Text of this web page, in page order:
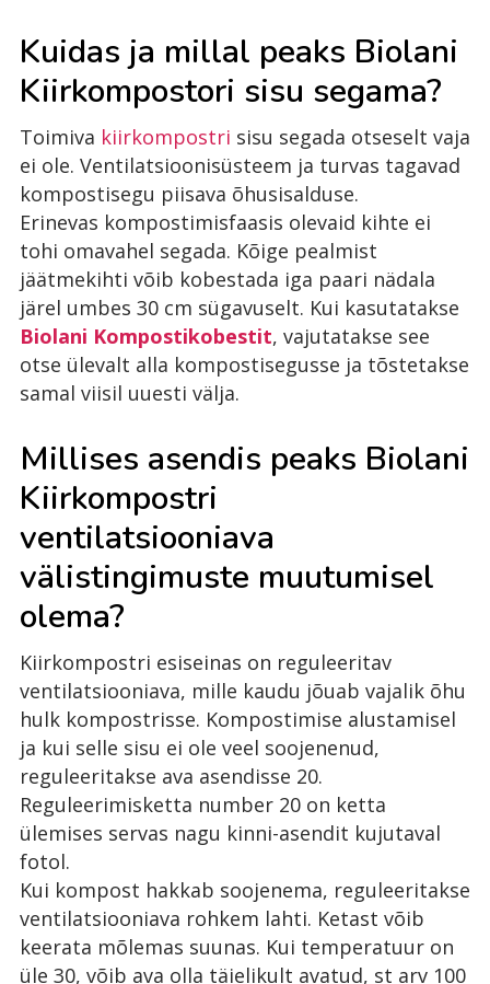
Kuidas ja millal peaks Biolani
Kiirkompostori sisu segama?
Toimiva kiirkompostri sisu segada otseselt vaja
ei ole. Ventilatsioonisüsteem ja turvas tagavad
kompostisegu piisava õhusisalduse.
Erinevas kompostimisfaasis olevaid kihte ei
tohi omavahel segada. Kõige pealmist
jäätmekihti võib kobestada iga paari nädala
järel umbes 30 cm sügavuselt. Kui kasutatakse
Biolani Kompostikobestit, vajutatakse see
otse ülevalt alla kompostisegusse ja tõstetakse
samal viisil uuesti välja.
Millises asendis peaks Biolani
Kiirkompostri
ventilatsiooniava
välistingimuste muutumisel
olema?
Kiirkompostri esiseinas on reguleeritav
ventilatsiooniava, mille kaudu jõuab vajalik õhu
hulk kompostrisse. Kompostimise alustamisel
ja kui selle sisu ei ole veel soojenenud,
reguleeritakse ava asendisse 20.
Reguleerimisketta number 20 on ketta
ülemises servas nagu kinni-asendit kujutaval
fotol.
Kui kompost hakkab soojenema, reguleeritakse
ventilatsiooniava rohkem lahti. Ketast võib
keerata mõlemas suunas. Kui temperatuur on
üle 30, võib ava olla täielikult avatud, st arv 100